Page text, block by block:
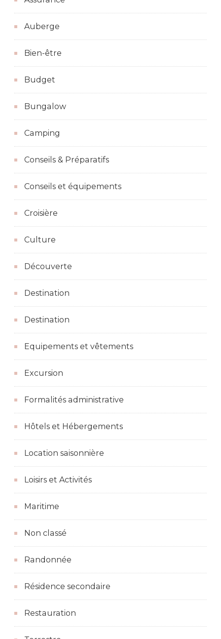
Auberge
Bien-être
Budget
Bungalow
Camping
Conseils & Préparatifs
Conseils et équipements
Croisière
Culture
Découverte
Destination
Destination
Equipements et vêtements
Excursion
Formalités administrative
Hôtels et Hébergements
Location saisonnière
Loisirs et Activités
Maritime
Non classé
Randonnée
Résidence secondaire
Restauration